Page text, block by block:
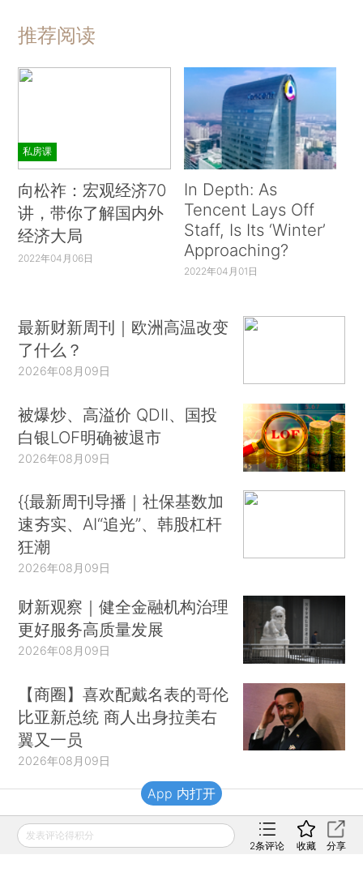
推荐阅读
私房课
向松祚：宏观经济70
讲，带你了解国内外
经济大局
2022年04月06日
In Depth: As
Tencent Lays Off
Staff, Is Its ‘Winter’
Approaching?
2022年04月01日
最新财新周刊｜欧洲高温改变
了什么？
2026年08月09日
被爆炒、高溢价 QDII、国投
白银LOF明确被退市
2026年08月09日
{{最新周刊导播｜社保基数加
速夯实、AI“追光”、韩股杠杆
狂潮
2026年08月09日
财新观察｜健全金融机构治理
更好服务高质量发展
2026年08月09日
【商圈】喜欢配戴名表的哥伦
比亚新总统 商人出身拉美右
翼又一员
2026年08月09日
财新移动
发表评论得积分
2条评论 收藏 分享
App 内打开